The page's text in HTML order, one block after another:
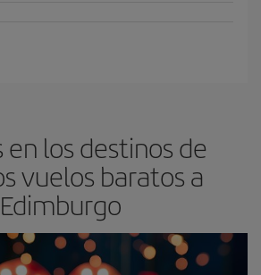
en los destinos de
vuelos baratos a
Edimburgo